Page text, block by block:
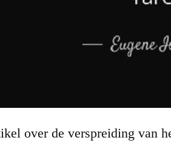
over de verspreiding van